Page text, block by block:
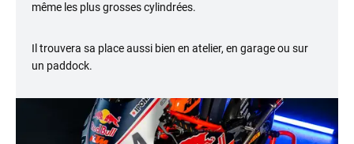
même les plus grosses cylindrées.
Il trouvera sa place aussi bien en atelier, en garage ou sur
un paddock.